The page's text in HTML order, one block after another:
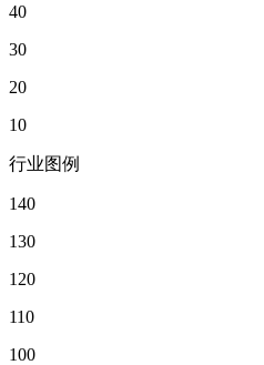
40
30
20
10
行业图例
140
130
120
110
100